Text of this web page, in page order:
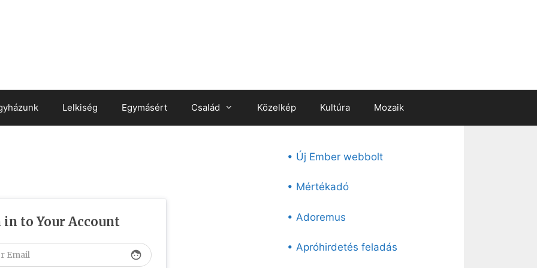
Lelkiség Egymásért Család Közelkép Kultúra Mozaik
in to Your Account
face
• Új Ember webbolt
• Mértékadó
• Adoremus
• Apróhirdetés feladás